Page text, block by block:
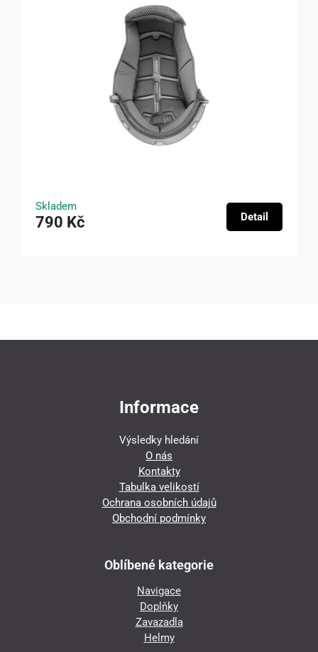
Skladem
790 Kč Detail
Informace
Výsledky hledání
O nás
Kontakty
Tabulka velikostí
Ochrana osobních údajů
Obchodní podmínky
Oblíbené kategorie
Navigace
Doplňky
Zavazadla
Helmy